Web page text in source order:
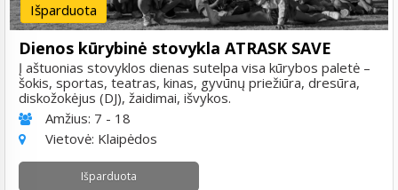
Išparduota
Dienos kūrybinė stovykla ATRASK SAVE
Į aštuonias stovyklos dienas sutelpa visa kūrybos paletė –
šokis, sportas, teatras, kinas, gyvūnų priežiūra, dresūra,
diskožokėjus (DJ), žaidimai, išvykos.
Amžius: 7 - 18
Vietovė: Klaipėdos
Išparduota